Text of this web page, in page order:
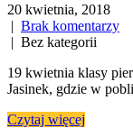
20 kwietnia, 2018
| Brak komentarzy
| Bez kategorii
19 kwietnia klasy
Jasinek, gdzie w
Czytaj więcej